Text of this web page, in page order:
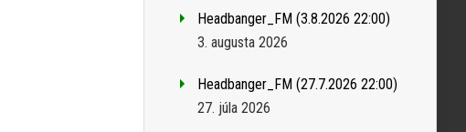
Headbanger_FM (3.8.2026 22:00)
3. augusta 2026
Headbanger_FM (27.7.2026 22:00)
27. júla 2026